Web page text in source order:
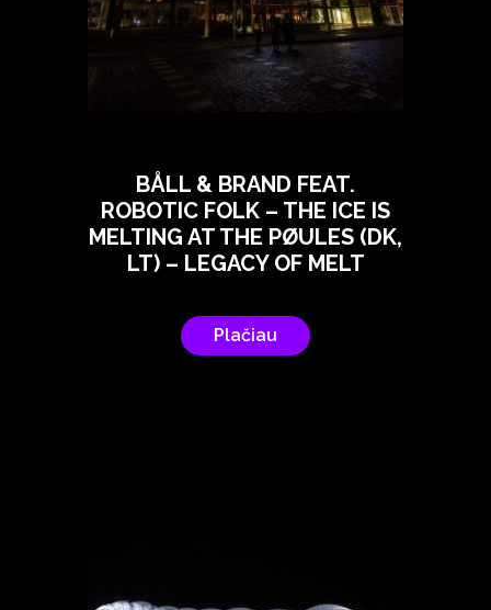
BÅLL & BRAND FEAT.
ROBOTIC FOLK – THE ICE IS
MELTING AT THE PØULES (DK,
LT) – LEGACY OF MELT
Plačiau